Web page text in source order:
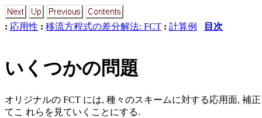
: 応用性 : 移流方程式の差分解法: FCT : 計算例 目次
いくつかの問題
オリジナルの FCT には, 種々のスキームに対する応用面, 補
てこ れらを見ていくことにする.